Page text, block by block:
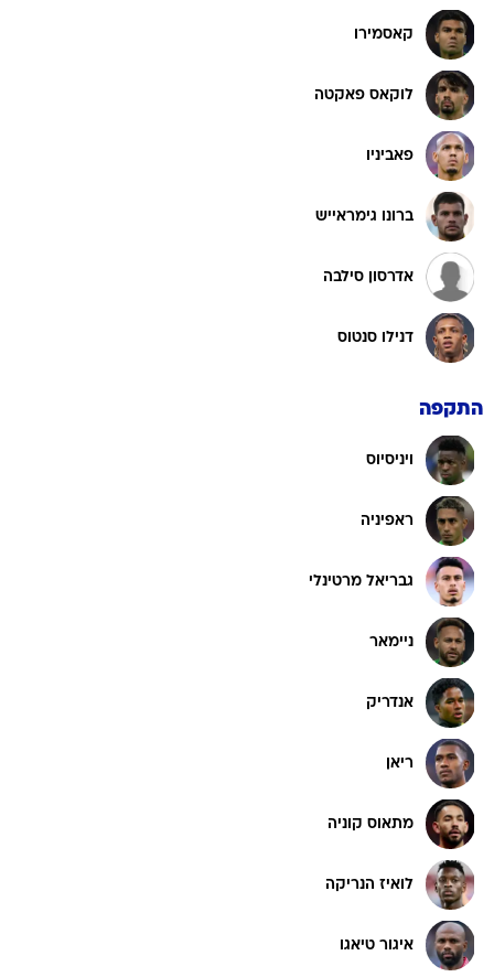
קאסמירו
לוקאס פאקטה
פאביניו
ברונו גימראייש
אדרסון סילבה
דנילו סנטוס
התקפה
ויניסיוס
ראפיניה
גבריאל מרטינלי
ניימאר
אנדריק
ריאן
מתאוס קוניה
לואיז הנריקה
איגור טיאגו